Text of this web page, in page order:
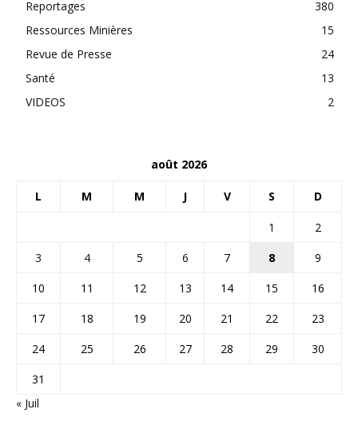
Reportages
380
Ressources Minières
15
Revue de Presse
24
Santé
13
VIDEOS
2
août 2026
L M M J V S D
1
2
3
4 5 6 7 8
9
10
11 12 13 14 15
16
17
18 19 20 21 22
23
24
25 26 27 28 29
30
31
« Juil